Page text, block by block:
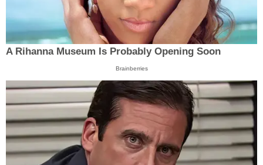
A Rihanna Museum Is Probably Opening Soon
Brainberries